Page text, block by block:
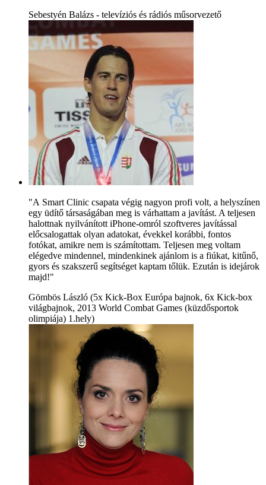
Sebestyén Balázs - televíziós és rádiós műsorvezető
"A Smart Clinic csapata végig nagyon profi volt, a helyszínen
egy üdítő társaságában meg is várhattam a javítást. A teljesen
halottnak nyilvánított iPhone-omról szoftveres javítással
előcsalogattak olyan adatokat, évekkel korábbi, fontos
fotókat, amikre nem is számítottam. Teljesen meg voltam
elégedve mindennel, mindenkinek ajánlom is a fiúkat, kitűnő,
gyors és szakszerű segítséget kaptam tőlük. Ezután is idejárok
majd!"
Gömbös László (5x Kick-Box Európa bajnok, 6x Kick-box
világbajnok, 2013 World Combat Games (küzdősportok
olimpiája) 1.hely)